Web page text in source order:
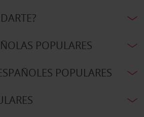
POPULARES
POPULARES